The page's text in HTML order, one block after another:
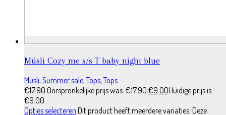
Müsli Cozy me s/s T baby night blue
Müsli, Summer sale,Tops,Tops
€17.90Oorspronkelijke prijs was: €17.90. €9.00Huidige prijs is:
€9.00.
Opties selecteren Dit product heeft meerdere variaties. Deze